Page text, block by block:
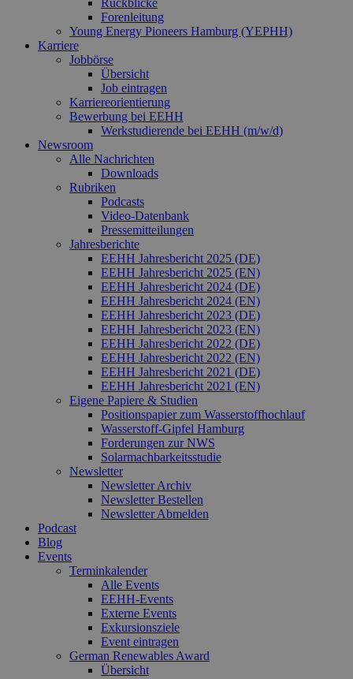
Rückblicke
Forenleitung
Young Energy Pioneers Hamburg (YEPHH)
Karriere
Jobbörse
Übersicht
Job eintragen
Karriereorientierung
Bewerbung bei EEHH
Werkstudierende bei EEHH (m/w/d)
Newsroom
Alle Nachrichten
Downloads
Rubriken
Podcasts
Video‑Datenbank
Pressemitteilungen
Jahresberichte
EEHH Jahresbericht 2025 (DE)
EEHH Jahresbericht 2025 (EN)
EEHH Jahresbericht 2024 (DE)
EEHH Jahresbericht 2024 (EN)
EEHH Jahresbericht 2023 (DE)
EEHH Jahresbericht 2023 (EN)
EEHH Jahresbericht 2022 (DE)
EEHH Jahresbericht 2022 (EN)
EEHH Jahresbericht 2021 (DE)
EEHH Jahresbericht 2021 (EN)
Eigene Papiere & Studien
Positionspapier zum Wasserstoffhochlauf
Wasserstoff-Gipfel Hamburg
Forderungen zur NWS
Solarmachbarkeitsstudie
Newsletter
Newsletter Archiv
Newsletter Bestellen
Newsletter Abmelden
Podcast
Blog
Events
Terminkalender
Alle Events
EEHH-Events
Externe Events
Exkursionsziele
Event eintragen
German Renewables Award
Übersicht